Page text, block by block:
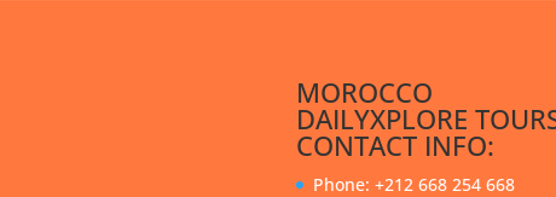
MOROCCO
DAILYXPLORE
CONTACT INFO:
Phone: +212 668 254 668